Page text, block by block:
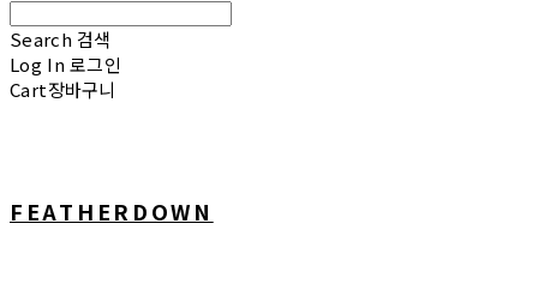
Search 검색
Log In 로그인
Cart장바구니
FEATHERDOWN